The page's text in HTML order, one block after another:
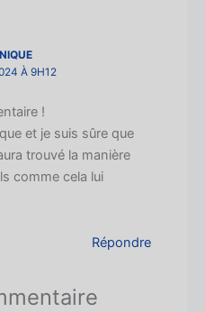
À 9H12
!
et je suis sûre que
trouvé la manière
comme cela lui
Répondre